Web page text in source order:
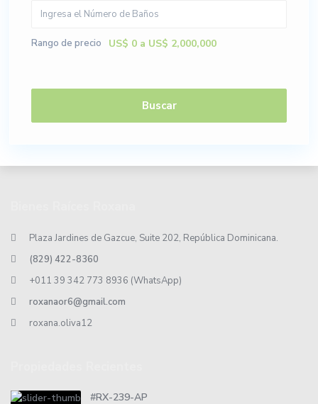
Rango de precio US$ 0 a US$ 2,000,000
Buscar
Plaza Jardines de Gazcue, Suite 202, República Dominicana.
(829) 422-8360
+011 39 342 773 8936 (WhatsApp)
roxanaor6@gmail.com
roxana.oliva12
#RX-239-AP